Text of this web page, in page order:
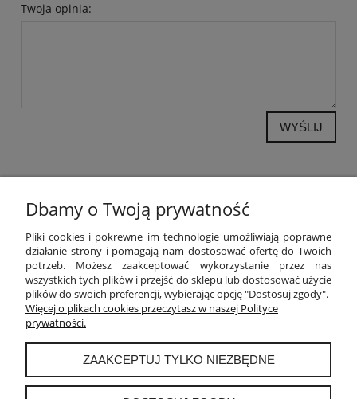
Twoja opinia:
WYŚLIJ
POMOC
MOJE KONTO
PŁATNOŚCI I DOSTAWA
INFORMACJE
O NAS
Dbamy o Twoją prywatność
Pliki cookies i pokrewne im technologie umożliwiają poprawne
działanie strony i pomagają nam dostosować ofertę do Twoich
potrzeb. Możesz zaakceptować wykorzystanie przez nas
wszystkich tych plików i przejść do sklepu lub dostosować użycie
plików do swoich preferencji, wybierając opcję "Dostosuj zgody".
Więcej o plikach cookies przeczytasz w naszej Polityce
prywatności.
ZAAKCEPTUJ TYLKO NIEZBĘDNE